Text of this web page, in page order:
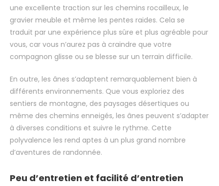
une excellente traction sur les chemins rocailleux, le
gravier meuble et même les pentes raides. Cela se
traduit par une expérience plus sûre et plus agréable pour
vous, car vous n’aurez pas à craindre que votre
compagnon glisse ou se blesse sur un terrain difficile.
En outre, les ânes s’adaptent remarquablement bien à
différents environnements. Que vous exploriez des
sentiers de montagne, des paysages désertiques ou
même des chemins enneigés, les ânes peuvent s’adapter
à diverses conditions et suivre le rythme. Cette
polyvalence les rend aptes à un plus grand nombre
d’aventures de randonnée.
Peu d’entretien et facilité d’entretien